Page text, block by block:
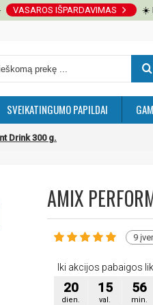
VASAROS IŠPARDAVIMAS ☀️
SVEIKATINGUMO PAPILDAI
Drink 300 g.
AMIX
9
Iki akcijos pabaigos
20
dien.
15
val.
56
min.